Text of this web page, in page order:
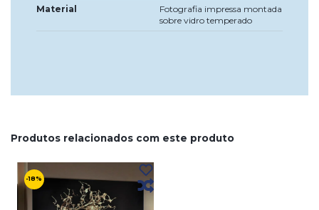
Material
Fotografia impressa montada
sobre vidro temperado
Produtos relacionados com este produto
-18%